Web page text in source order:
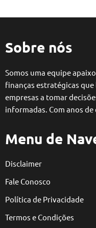
Sobre nós
Somos uma equipe
finanças estratégicas
empresas a tomar
informadas. Com anos
Menu de
Disclaimer
Fale Conosco
Política de Privacidade
Termos e Condições